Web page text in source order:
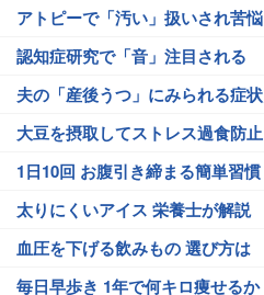
アトピーで「汚い」扱いされ苦悩
認知症研究で「音」注目される
夫の「産後うつ」にみられる症状
大豆を摂取してストレス過食防止
1日10回 お腹引き締まる簡単習慣
太りにくいアイス 栄養士が解説
血圧を下げる飲みもの 選び方は
毎日早歩き 1年で何キロ痩せるか